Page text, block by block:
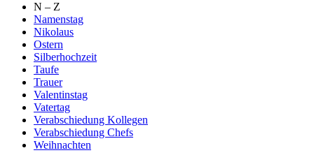
N – Z
Namenstag
Nikolaus
Ostern
Silberhochzeit
Taufe
Trauer
Valentinstag
Vatertag
Verabschiedung Kollegen
Verabschiedung Chefs
Weihnachten